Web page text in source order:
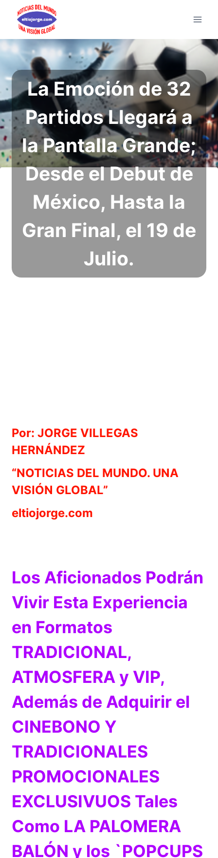
Saltar
contenido
La Emoción de 32
Partidos Llegará a
la Pantalla Grande;
Desde el Debut de
México, Hasta la
Gran Final, el 19 de
Julio.
Por: JORGE VILLEGAS
HERNÁNDEZ
“NOTICIAS DEL MUNDO. UNA
VISIÓN GLOBAL”
eltiojorge.com
Los Aficionados Podrán
Vivir Esta Experiencia
en Formatos
TRADICIONAL,
ATMOSFERA y VIP,
Además de Adquirir el
CINEBONO Y
TRADICIONALES
PROMOCIONALES
EXCLUSIVUOS Tales
Como LA PALOMERA
BALÓN y los `POPCUPS